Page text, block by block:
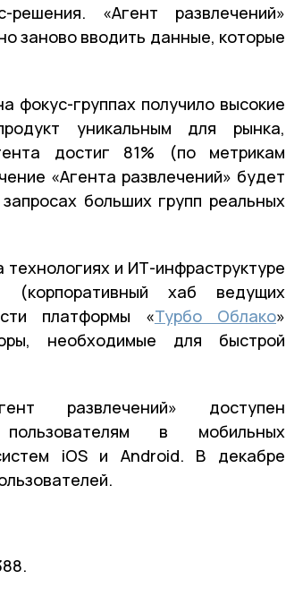
«Агент развлечений»
заново вводить данные, которые
фокус-группах получило высокие
уникальным для рынка,
достиг 81% (по метрикам
«Агента развлечений» будет
больших групп реальных
и ИТ-инфраструктуре
(корпоративный хаб ведущих
платформы «Турбо Облако»
необходимые для быстрой
развлечений» доступен
пользователям в мобильных
iOS и Android. В декабре